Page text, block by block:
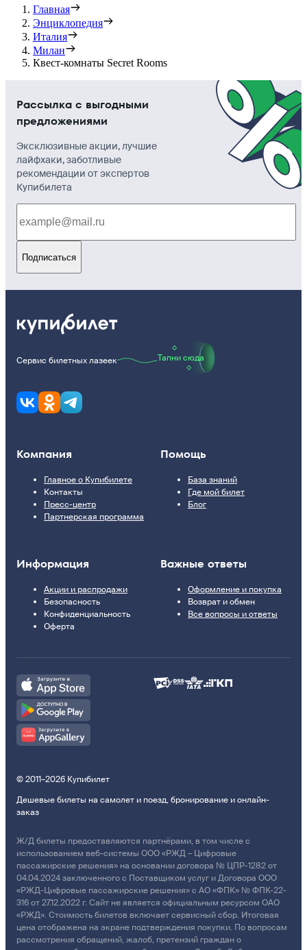
Главная
Энциклопедия
Италия
Милан
Квест-комнаты Secret Rooms
Рассылка с выгодными
предложениями
Эксклюзивные акции, лучшие
лайфхаки, заботливые
рекомендации от экспертов
Купибилета
Подписаться
Сервис билетных лазеек Тапни сюда
Компания
Главное о Купибилете
Контакты
Пресс-центр
Партнерская программа
Помощь
База знаний
Где мой билет
Блог
Информация
Акции и распродажи
Безопасность
Конфиденциальность
Оферта
Важные ответы
Оформление и покупка
Возврат и обмен
Все вопросы и ответы
© 2011–2026 Купибилет
Дешевые билеты на самолет и поезд, бронирование и онлайн-
заказ
Ж/Д билеты предоставляются партнёрами, в том числе с
использованием веб-системы ООО «РЖД – Цифровые
пассажирские решения» на основании договора № ЦПР-1282 от
04.04.2024 заключенного с Поставщиком услуг и Договора ООО
«РЖД-Цифровые пассажирские решения» с АО «ФПК» № ФПК-22-
316 от 27.12.2022 г. Сайт не является официальным ресурсом ОАО
«РЖД». Стоимость билетов включает сервисный сбор. Итоговая
цена отображена на экране подтверждения покупки. По вопросам
рассмотрения обращений, жалоб, претензий граждан о